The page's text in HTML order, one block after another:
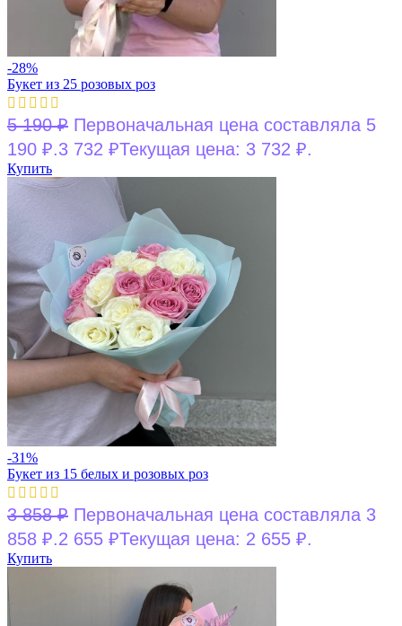
-28%
Букет из 25 розовых роз
5 190₽ Первоначальная цена составляла 5
190 ₽.3 732 ₽Текущая цена: 3 732 ₽.
Купить
-31%
Букет из 15 белых и розовых роз
3 858₽ Первоначальная цена составляла 3
858 ₽.2 655 ₽Текущая цена: 2 655 ₽.
Купить